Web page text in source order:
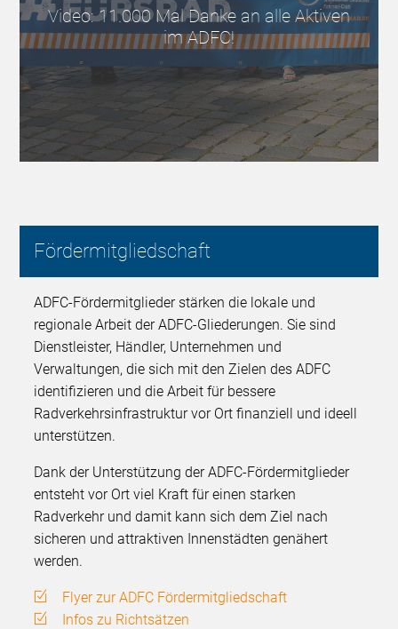
Video: 11.000 Mal Danke an alle Aktiven
im ADFC!
Fördermitgliedschaft
ADFC-Fördermitglieder stärken die lokale und
regionale Arbeit der ADFC-Gliederungen. Sie sind
Dienstleister, Händler, Unternehmen und
Verwaltungen, die sich mit den Zielen des ADFC
identifizieren und die Arbeit für bessere
Radverkehrsinfrastruktur vor Ort finanziell und ideell
unterstützen.
Dank der Unterstützung der ADFC-Fördermitglieder
entsteht vor Ort viel Kraft für einen starken
Radverkehr und damit kann sich dem Ziel nach
sicheren und attraktiven Innenstädten genähert
werden.
Flyer zur ADFC Fördermitgliedschaft
Infos zu Richtsätzen